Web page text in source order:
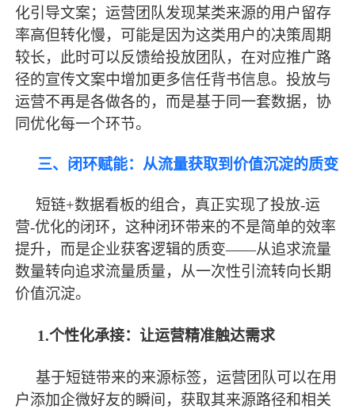
化引导文案；运营团队发现某类来源的用户留存
率高但转化慢，可能是因为这类用户的决策周期
较长，此时可以反馈给投放团队，在对应推广路
径的宣传文案中增加更多信任背书信息。投放与
运营不再是各做各的，而是基于同一套数据，协
同优化每一个环节。
三、闭环赋能：从流量获取到价值沉淀的质变
短链+数据看板的组合，真正实现了投放-运
营-优化的闭环，这种闭环带来的不是简单的效率
提升，而是企业获客逻辑的质变——从追求流量
数量转向追求流量质量，从一次性引流转向长期
价值沉淀。
1.个性化承接：让运营精准触达需求
基于短链带来的来源标签，运营团队可以在用
户添加企微好友的瞬间，获取其来源路径和相关